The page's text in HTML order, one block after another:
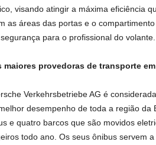
visando atingir a máxima eficiência
as áreas das portas e o
para o profissional do volante.
maiores provedoras de transporte
Verkehrsbetriebe AG é
desempenho de toda a região da
e quatro barcos que são movidos
todo ano. Os seus ônibus servem